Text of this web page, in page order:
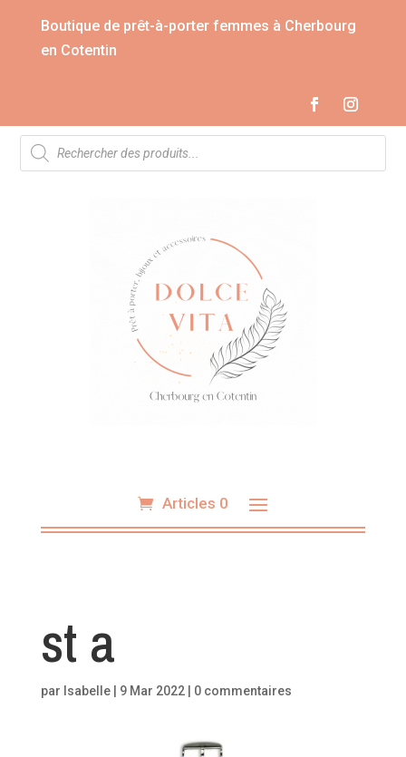
Boutique de prêt-à-porter femmes à Cherbourg
en Cotentin
Recherche
de
produits
Articles 0
st a
par Isabelle| 9 Mar 2022| 0 commentaires